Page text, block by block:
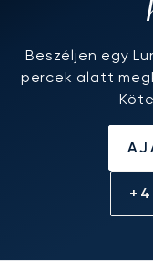
Beszéljen egy
percek alatt